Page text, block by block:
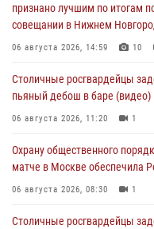
признано лучшим по итогам
совещании в Нижнем
06 августа 2026, 14:59 10
Столичные росгвардейцы
пьяный дебош в баре (видео)
06 августа 2026, 11:20 1
Охрану общественного
матче в Москве обеспечила
06 августа 2026, 08:30 1
Столичные росгвардейцы